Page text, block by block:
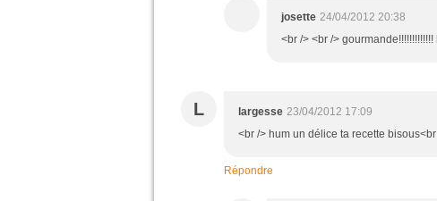
josette 24/04/2012 20:38
<br /> <br />
L largesse 23/04/2012 17:09
<br /> hum un délice ta recette
Répondre